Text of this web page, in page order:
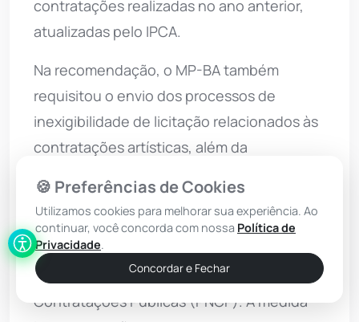
contratações realizadas no ano anterior,
atualizadas pelo IPCA.
Na recomendação, o MP-BA também
requisitou o envio dos processos de
inexigibilidade de licitação relacionados às
contratações artísticas, além da
eventual não observância dos critérios
previstos na Nota Técnica Conjunta nº
01/2026; e orientou a. publicação de todos
os contratos no Painel Nacional de
Contratações Públicas (PNCP). A medida
🍪 Preferências de Cookies
Utilizamos cookies para melhorar sua experiência. Ao
continuar, você concorda com nossa Política de
Privacidade.
Concordar e Fechar